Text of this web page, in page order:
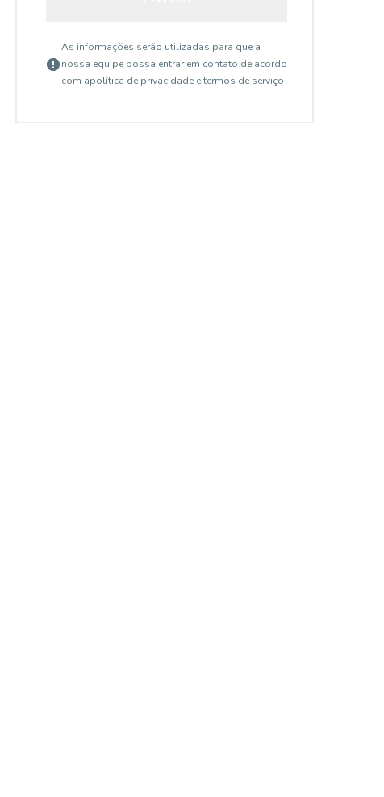
As informações serão utilizadas para que a
nossa equipe possa entrar em contato de acordo
com apolítica de privacidade e termos de serviço